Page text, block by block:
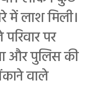
में लाश मिली।
पर
और पुलिस की
वाले